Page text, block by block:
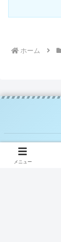
ホーム
メニュー